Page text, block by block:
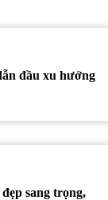
đầu xu hướng
sang trọng,